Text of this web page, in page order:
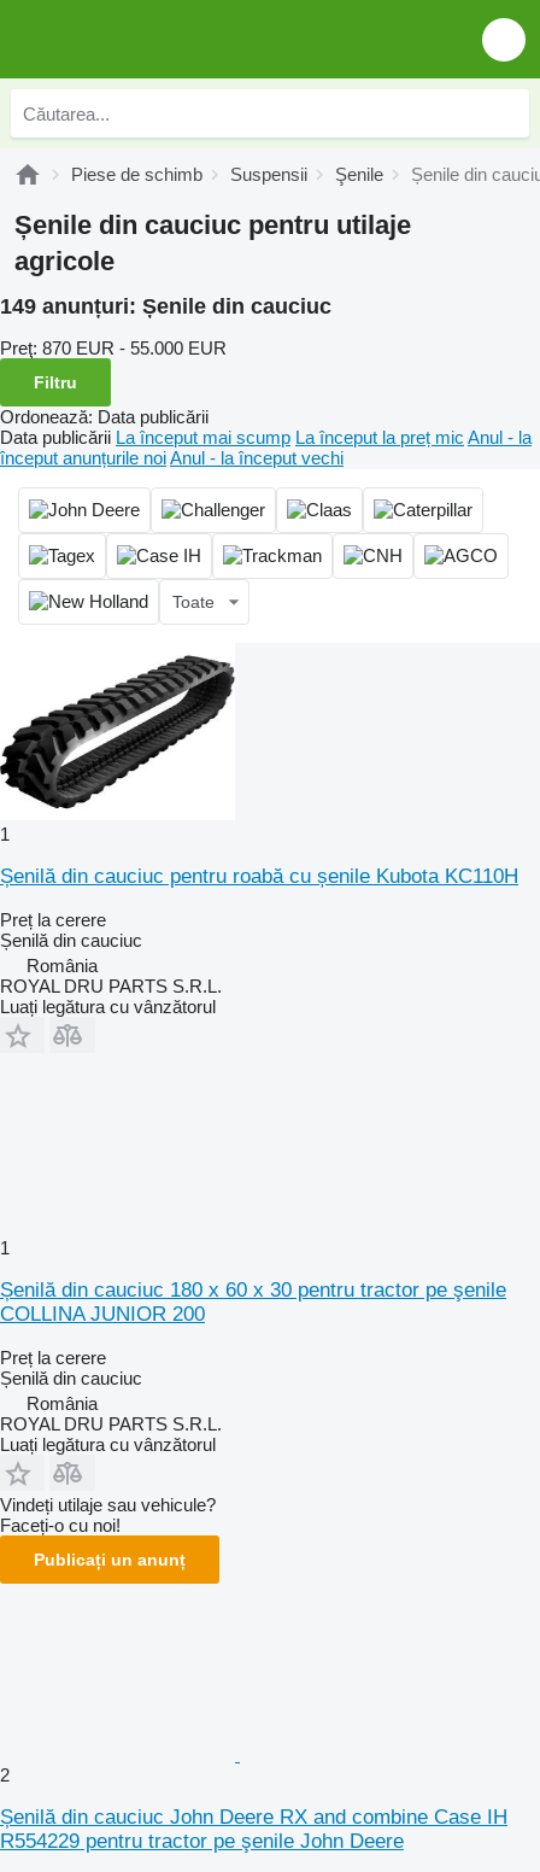
Piese de schimb Suspensii Şenile Șenile din
Șenile din cauciuc pentru utilaje
agricole
149 anunțuri: Șenile din cauciuc
Preţ: 870 EUR - 55.000 EUR
Filtru
Ordonează: Data publicării
Data publicării La început mai scump La început la preț mic Anul - la
început anunțurile noiAnul - la început vechi
Toate
1
Șenilă din cauciuc pentru roabă cu șenile Kubota KC110H
Preț la cerere
Șenilă din cauciuc
România
ROYAL DRU PARTS S.R.L.
Luați legătura cu vânzătorul
1
Șenilă din cauciuc 180 x 60 x 30 pentru tractor pe şenile
COLLINA JUNIOR 200
Preț la cerere
Șenilă din cauciuc
România
ROYAL DRU PARTS S.R.L.
Luați legătura cu vânzătorul
Vindeți utilaje sau vehicule?
Faceți-o cu noi!
Publicați un anunț
2
Șenilă din cauciuc John Deere RX and combine Case IH
R554229 pentru tractor pe şenile John Deere